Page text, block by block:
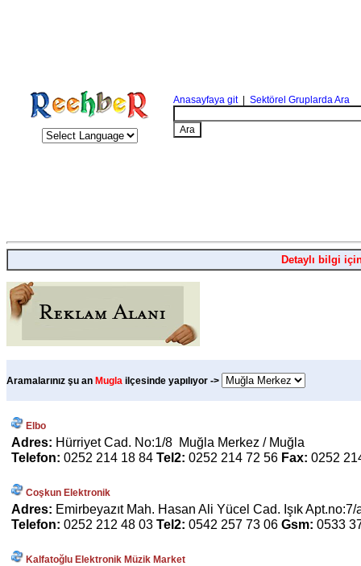
Anasayfaya git| Sektörel Gruplarda Ara
Detaylı bilgi
Aramalarınız şu an Mugla ilçesinde yapılıyor ->
Elbo
Adres: Hürriyet Cad. No:1/8 Muğla Merkez / Muğla
Telefon: 0252 214 18 84 Tel2: 0252 214 72 56 Fax: 0252
Coşkun Elektronik
Adres: Emirbeyazıt Mah. Hasan Ali Yücel Cad. Işık
Telefon: 0252 212 48 03 Tel2: 0542 257 73 06 Gsm: 0533
Kalfatoğlu Elektronik Müzik Market